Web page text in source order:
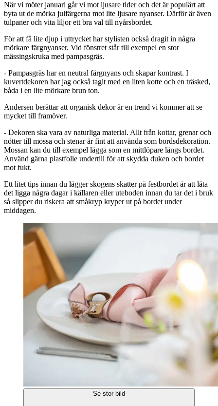
När vi möter januari går vi mot ljusare tider och det är populärt att
byta ut de mörka julfärgerna mot lite ljusare nyanser. Därför är även
tulpaner och vita liljor ett bra val till nyårsbordet.
För att få lite djup i uttrycket har stylisten också dragit in några
mörkare färgnyanser. Vid fönstret står till exempel en stor
mässingskruka med pampasgräs.
- Pampasgräs har en neutral färgnyans och skapar kontrast. I
kuvertdekoren har jag också tagit med en liten kotte och en träsked,
båda i en lite mörkare brun ton.
Andersen berättar att organisk dekor är en trend vi kommer att se
mycket till framöver.
- Dekoren ska vara av naturliga material. Allt från kottar, grenar och
nötter till mossa och stenar är fint att använda som bordsdekoration.
Mossan kan du till exempel lägga som en mittlöpare längs bordet.
Använd gärna plastfolie undertill för att skydda duken och bordet
mot fukt.
Ett litet tips innan du lägger skogens skatter på festbordet är att låta
det ligga några dagar i källaren eller uteboden innan du tar det i bruk
så slipper du riskera att småkryp kryper ut på bordet under
middagen.
Se stor bild